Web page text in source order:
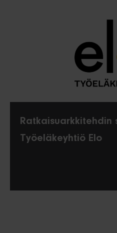
Ratkaisuarkkitehdin
Työeläkeyhtiö Elo